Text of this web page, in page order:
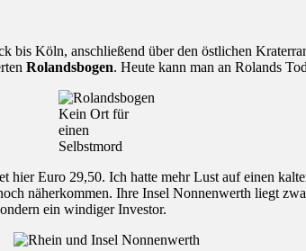
Köln, anschließend über den östlichen
Rolandsbogen. Heute kann man an Rolands
Kein Ort für
einen
Selbstmord
Euro 29,50. Ich hatte mehr Lust auf einen
näherkommen. Ihre Insel Nonnenwerth liegt
ein windiger Investor.